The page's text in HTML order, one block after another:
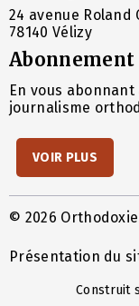
24 avenue Roland
78140 Vélizy
Abonnement
En vous
journalisme
VOIR PLUS
© 2026
Présentation du
Construit